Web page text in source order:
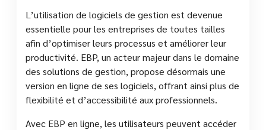
L’utilisation de logiciels de gestion est devenue
essentielle pour les entreprises de toutes tailles
afin d’optimiser leurs processus et améliorer leur
productivité. EBP, un acteur majeur dans le domaine
des solutions de gestion, propose désormais une
version en ligne de ses logiciels, offrant ainsi plus de
flexibilité et d’accessibilité aux professionnels.
Avec EBP en ligne, les utilisateurs peuvent accéder